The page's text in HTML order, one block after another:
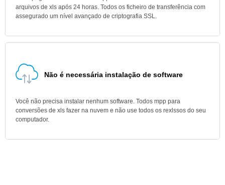
arquivos de xls após 24 horas. Todos os ficheiro de transferência com
assegurado um nível avançado de criptografia SSL.
Não é necessária instalação de software
Você não precisa instalar nenhum software. Todos mpp para
conversões de xls fazer na nuvem e não use todos os rexlssos do seu
computador.